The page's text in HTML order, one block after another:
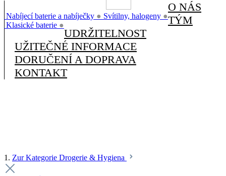
Nabíjecí baterie a nabíječky ● Svítilny, halogeny ●
Klasické baterie ●
O NÁS
TÝM
UDRŽITELNOST
UŽITEČNÉ INFORMACE
DORUČENÍ A DOPRAVA
KONTAKT
1. Zur Kategorie Drogerie & Hygiena